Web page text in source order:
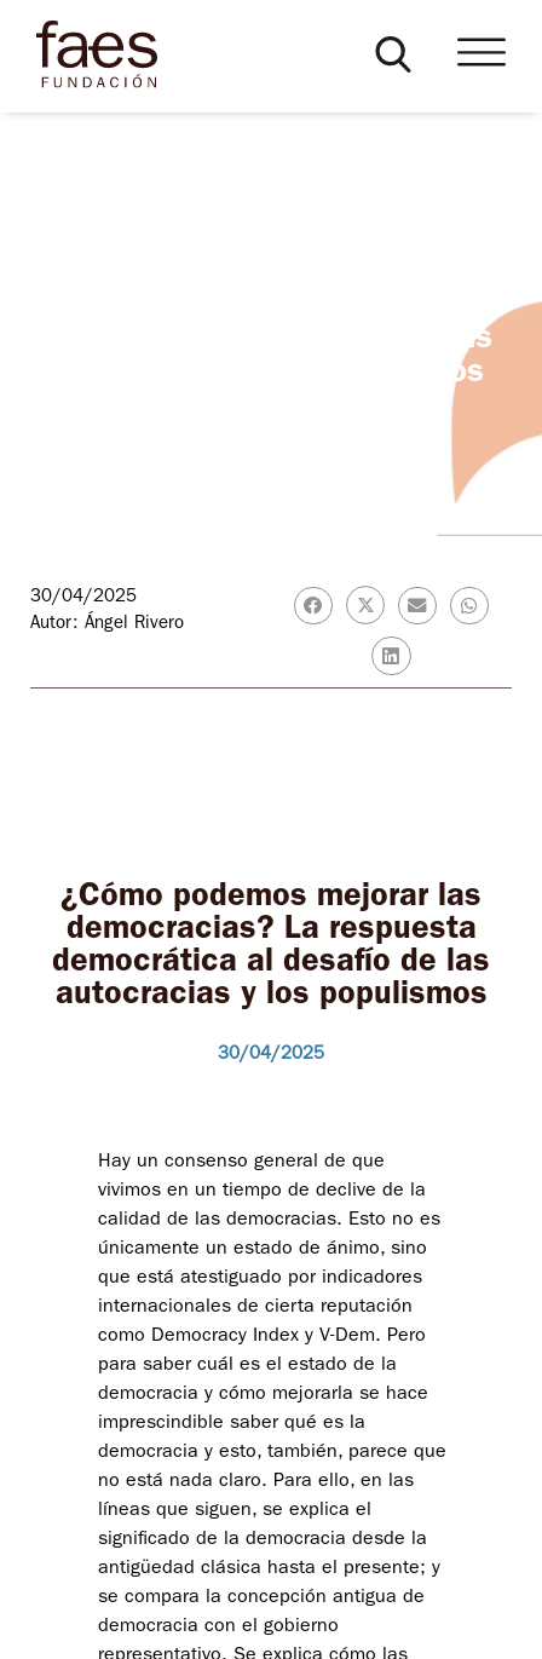
democrática al desafío de las
autocraciasy los populismos
30/04/2025
Autor: Ángel Rivero
¿Cómo podemos mejorar las
democracias? La respuesta
democrática al desafío de las
autocracias y los populismos
30/04/2025
Hay un consenso general de que
vivimos en un tiempo de declive de la
calidad de las democracias. Esto no es
únicamente un estado de ánimo, sino
que está atestiguado por indicadores
internacionales de cierta reputación
como Democracy Index y V-Dem. Pero
para saber cuál es el estado de la
democracia y cómo mejorarla se hace
imprescindible saber qué es la
democracia y esto, también, parece que
no está nada claro. Para ello, en las
líneas que siguen, se explica el
significado de la democracia desde la
antigüedad clásica hasta el presente; y
se compara la concepción antigua de
democracia con el gobierno